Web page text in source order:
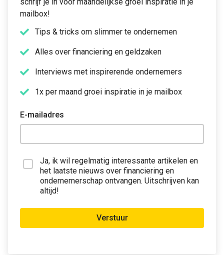
mailbox!
Tips & tricks om slimmer te ondernemen
Alles over financiering en geldzaken
Interviews met inspirerende ondernemers
1x per maand groei inspiratie in je mailbox
E-mailadres
Ja, ik wil regelmatig interessante artikelen en
het laatste nieuws over financiering en
ondernemerschap ontvangen. Uitschrijven kan
altijd!
Verstuur